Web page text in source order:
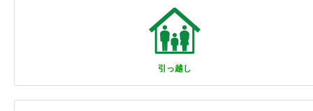
引っ越し